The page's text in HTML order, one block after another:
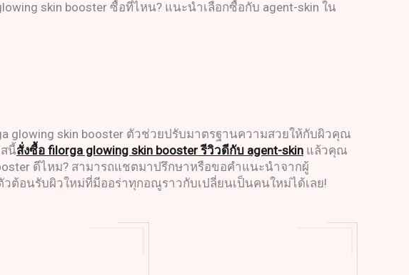
skin booster ซื้อที่ไหน? แนะนำเลือกซื้อกับ agent-skin ใน
glowing skin booster ตัวช่วยปรับมาตรฐานความสวยให้กับผิวคุณ
นี้สั่งซื้อ filorga glowing skin booster รีวิวดีกับ agent-skin แล้วคุณ
ดีไหม? สามารถแชตมาปรึกษาหรือขอคำแนะนำจากผู้
อนรับผิวใหม่ที่มีออร่าทุกอณูราวกับเปลี่ยนเป็นคนใหม่ได้เลย!